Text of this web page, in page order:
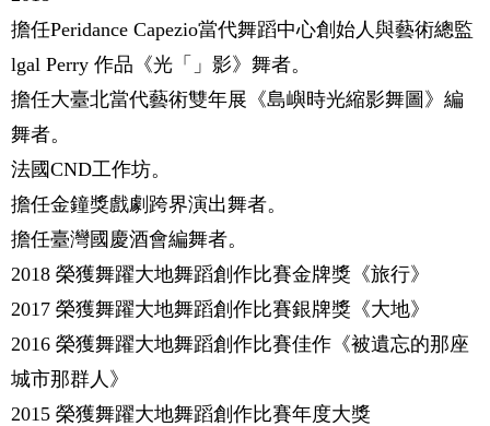
擔任Peridance Capezio當代舞蹈中心創始人與藝術總監
lgal Perry 作品《光「」影》舞者。
擔任大臺北當代藝術雙年展《島嶼時光縮影舞圖》編
舞者。
法國CND工作坊。
擔任金鐘獎戲劇跨界演出舞者。
擔任臺灣國慶酒會編舞者。
2018 榮獲舞躍大地舞蹈創作比賽金牌獎《旅行》
2017 榮獲舞躍大地舞蹈創作比賽銀牌獎《大地》
2016 榮獲舞躍大地舞蹈創作比賽佳作《被遺忘的那座
城市那群人》
2015 榮獲舞躍大地舞蹈創作比賽年度大獎